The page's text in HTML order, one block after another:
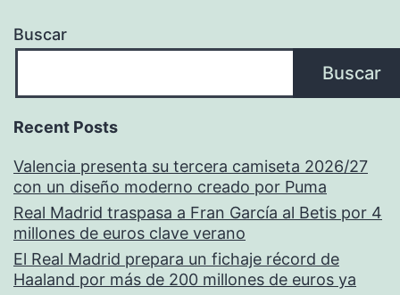
Buscar
Buscar
Recent Posts
Valencia presenta su tercera camiseta 2026/27
con un diseño moderno creado por Puma
Real Madrid traspasa a Fran García al Betis por 4
millones de euros clave verano
El Real Madrid prepara un fichaje récord de
Haaland por más de 200 millones de euros ya